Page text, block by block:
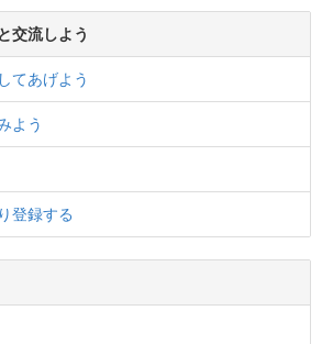
交流しよう
てあげよう
よう
登録する